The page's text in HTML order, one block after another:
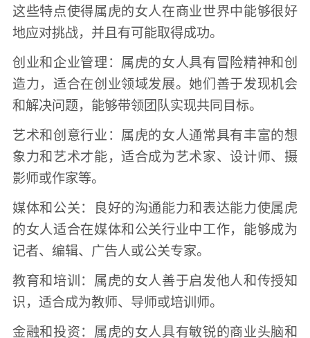
这些特点使得属虎的女人在商业世界中能够很好
地应对挑战，并且有可能取得成功。
创业和企业管理：属虎的女人具有冒险精神和创
造力，适合在创业领域发展。她们善于发现机会
和解决问题，能够带领团队实现共同目标。
艺术和创意行业：属虎的女人通常具有丰富的想
象力和艺术才能，适合成为艺术家、设计师、摄
影师或作家等。
媒体和公关：良好的沟通能力和表达能力使属虎
的女人适合在媒体和公关行业中工作，能够成为
记者、编辑、广告人或公关专家。
教育和培训：属虎的女人善于启发他人和传授知
识，适合成为教师、导师或培训师。
金融和投资：属虎的女人具有敏锐的商业头脑和